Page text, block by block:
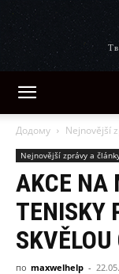
Додому Nejnovější
Nejnovější zprávy a
AKCE NA
TENISKY
SKVĚLOU
по maxwelhelp -